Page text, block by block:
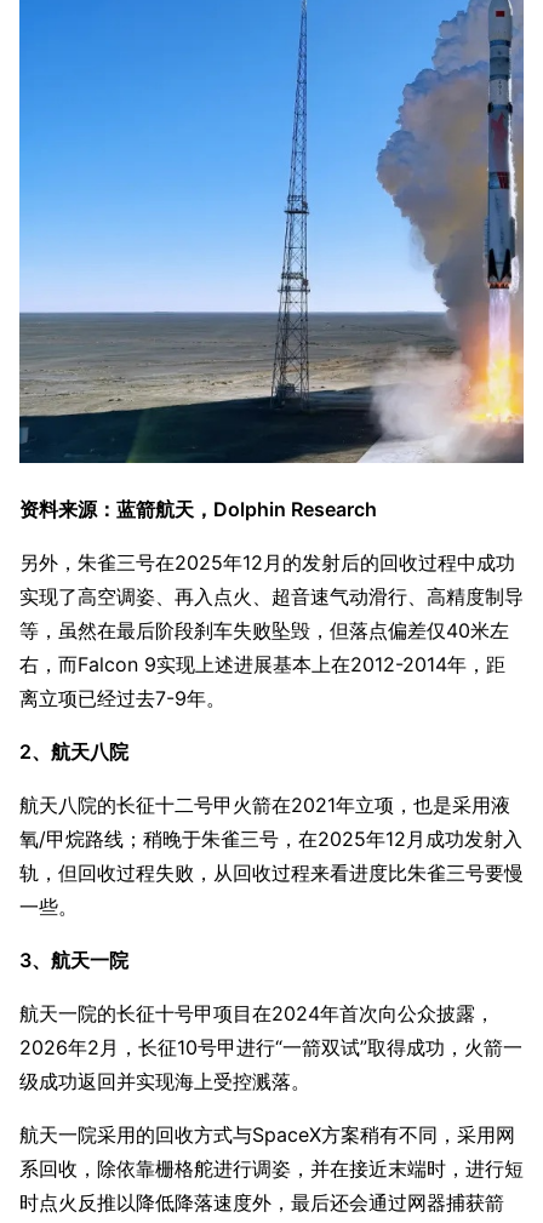
资料来源：蓝箭航天，Dolphin Research
另外，朱雀三号在2025年12月的发射后的回收过程中成功
实现了高空调姿、再入点火、超音速气动滑行、高精度制导
等，虽然在最后阶段刹车失败坠毁，但落点偏差仅40米左
右，而Falcon 9实现上述进展基本上在2012-2014年，距
离立项已经过去7-9年。
2、航天八院
航天八院的长征十二号甲火箭在2021年立项，也是采用液
氧/甲烷路线；稍晚于朱雀三号，在2025年12月成功发射入
轨，但回收过程失败，从回收过程来看进度比朱雀三号要慢
一些。
3、航天一院
航天一院的长征十号甲项目在2024年首次向公众披露，
2026年2月，长征10号甲进行“一箭双试”取得成功，火箭一
级成功返回并实现海上受控溅落。
航天一院采用的回收方式与SpaceX方案稍有不同，采用网
系回收，除依靠栅格舵进行调姿，并在接近末端时，进行短
时点火反推以降低降落速度外，最后还会通过网器捕获箭